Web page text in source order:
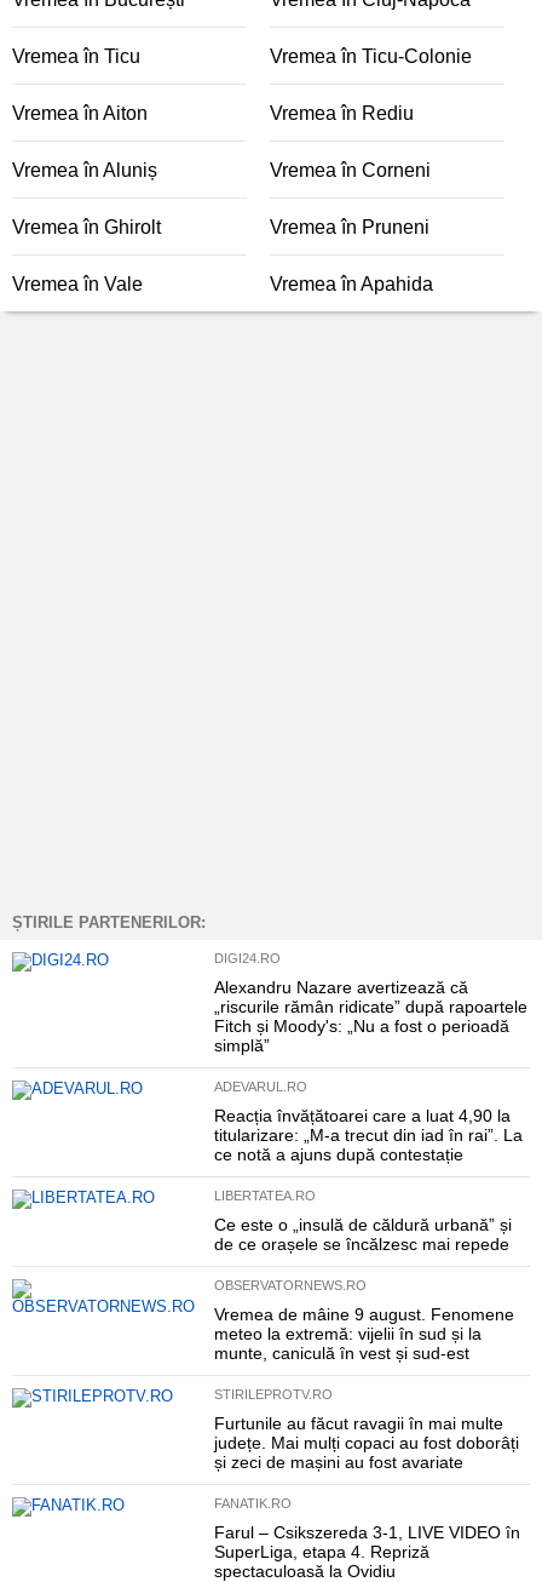
Vremea în Ticu Vremea în Ticu-Colonie
Vremea în Aiton Vremea în Rediu
Vremea în Aluniș Vremea în Corneni
Vremea în Ghirolt Vremea în Pruneni
Vremea în Vale Vremea în Apahida
ȘTIRILE PARTENERILOR:
DIGI24.RO
Alexandru Nazare avertizează că
„riscurile rămân ridicate” după rapoartele
Fitch și Moody's: „Nu a fost o perioadă
simplă”
ADEVARUL.RO
Reacția învățătoarei care a luat 4,90 la
titularizare: „M-a trecut din iad în rai”. La
ce notă a ajuns după contestație
LIBERTATEA.RO
Ce este o „insulă de căldură urbană” și
de ce orașele se încălzesc mai repede
OBSERVATORNEWS.RO
Vremea de mâine 9 august. Fenomene
meteo la extremă: vijelii în sud și la
munte, caniculă în vest și sud-est
STIRILEPROTV.RO
Furtunile au făcut ravagii în mai multe
județe. Mai mulți copaci au fost doborâți
și zeci de mașini au fost avariate
FANATIK.RO
Farul – Csikszereda 3-1, LIVE VIDEO în
SuperLiga, etapa 4. Repriză
spectaculoasă la Ovidiu